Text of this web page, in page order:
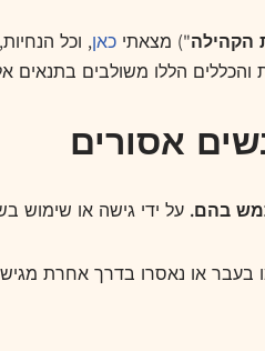
הקהילה") מצאתי כאן, וכל
והכללים הללו משולבים בתנאים
על ידי גישה או שימוש
בעבר או נאסרו בדרך אחרת